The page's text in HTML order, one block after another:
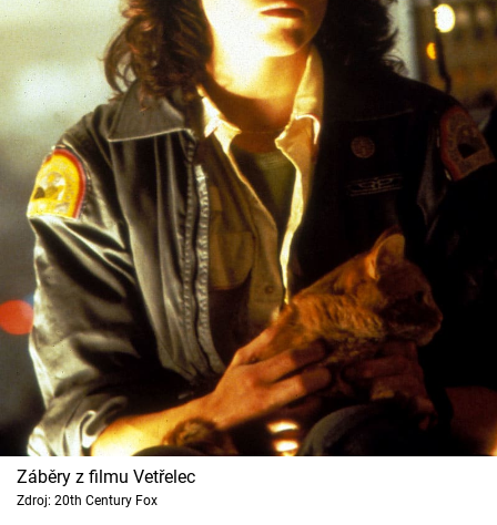
Záběry z filmu Vetřelec
Zdroj: 20th Century Fox